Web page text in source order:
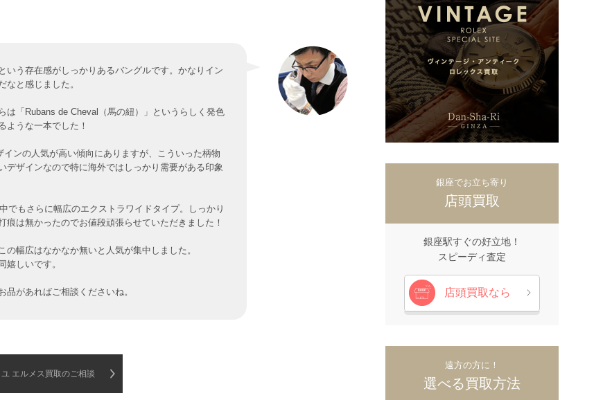
いう存在感がしっかりあるバングルです。かなりイン
と感じました。
は「Rubans de Cheval（馬の紐）」というらしく発色
ような一本でした！
ンの人気が高い傾向にありますが、こういった柄物
ザインなので特に海外ではしっかり需要がある印象
でもさらに幅広のエクストラワイドタイプ。しっかり
は無かったのでお値段頑張らせていただきました！
幅広はなかなか無いと人気が集中しました。
嬉しいです。
があればご相談くださいね。
エルメス買取のご相談
銀座でお立ち寄り
店頭買取
銀座駅すぐの好立地！
スピーディ査定
店頭買取なら
遠方の方に！
選べる買取方法